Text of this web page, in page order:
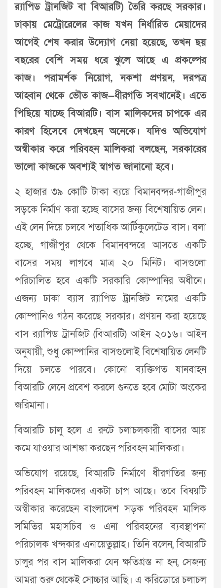
র‌্যাপিড ট্রানজিট বা বিআরটি) তৈরি করছে সরকার।
ঢাকায় মেট্রোরেলের কাজ যখন নির্ধারিত মেয়াদের
আগেই শেষ করার উদ্যোগ নেয়া হয়েছে, তখন ছয়
বছরের বেশি সময় ধরে ঝুলে আছে এ প্রকল্পের
কাজ। পরামর্শক নিয়োগ, নকশা প্রণয়ন, দরপত্র
আহ্বান থেকে ভৌত কাজ—ধীরগতি সবখানেই। এতে
পিছিয়ে যাচ্ছে বিআরটি। বাস মালিকদের চাপকে এর
কারণ হিসেবে দেখছেন অনেকে। যদিও অভিযোগ
অস্বীকার করে পরিবহন মালিকরা বলছেন, সরকারের
ভালো কাজকে অবশ্যই স্বাগত জানানো হবে।
২ হাজার ৩৯ কোটি টাকা ব্যয়ে বিমানবন্দর-গাজীপুর
সড়কে নির্মাণ করা হচ্ছে বাসের জন্য বিশেষায়িত লেন।
এই লেন দিয়ে চলবে শতাধিক আর্টিকুলেটেড বাস। বলা
হচ্ছে, গাজীপুর থেকে বিমানবন্দরে আসতে একটি
বাসের সময় লাগবে মাত্র ২০ মিনিট। বাসগুলো
পরিচালিত হবে একটি সরকারি কোম্পানির অধীনে।
এজন্য ঢাকা ব্যাস র‌্যাপিড ট্রানজিট নামের একটি
কোম্পানিও গঠন করেছে সরকার। প্রণয়ন করা হয়েছে
বাস র‌্যাপিড ট্রানজিট (বিআরটি) আইন ২০১৬। আইন
অনুযায়ী, শুধু কোম্পানির বাসগুলোই বিশেষায়িত লেনটি
দিয়ে চলতে পারবে। কোনো ব্যক্তিগত যানবাহন
বিআরটি লেনে প্রবেশ করলে গুনতে হবে মোটা অংকের
জরিমানা।
বিআরটি চালু হলে এ রুটে চলাচলকারী বাসের আয়
কমে যাওয়ার আশঙ্কা করছেন পরিবহন মালিকরা।
অভিযোগ রয়েছে, বিআরটি নির্মাণে ধীরগতির জন্য
পরিবহন মালিকদের একটা চাপ আছে। তবে বিষয়টি
অস্বীকার করেছেন বাংলাদেশ সড়ক পরিবহন মালিক
সমিতির মহাসচিব ও এনা পরিবহনের ব্যবস্থাপনা
পরিচালক খন্দকার এনায়েতুল্লাহ। তিনি বলেন, বিআরটি
চালুর পর বাস মালিকরা যেন ক্ষতিগ্রস্ত না হন, সেজন্য
আমরা শুরু থেকেই সোচ্চার আছি। এ করিডোরে চলাচল